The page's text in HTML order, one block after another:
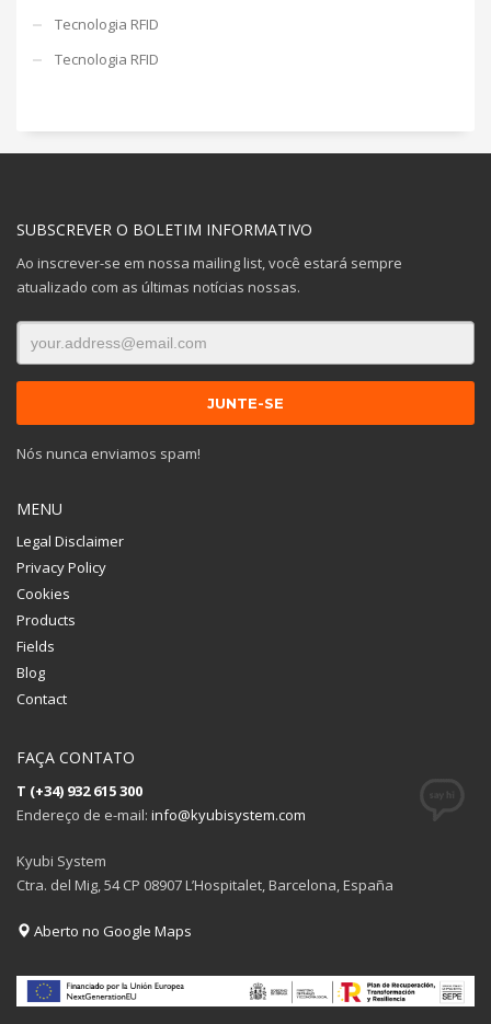
Tecnologia RFID
Tecnologia RFID
SUBSCREVER O BOLETIM INFORMATIVO
Ao inscrever-se em nossa mailing list, você estará sempre
atualizado com as últimas notícias nossas.
Nós nunca enviamos spam!
MENU
Legal Disclaimer
Privacy Policy
Cookies
Products
Fields
Blog
Contact
FAÇA CONTATO
T (+34) 932 615 300
Endereço de e-mail: info@kyubisystem.com
Kyubi System
Ctra. del Mig, 54 CP 08907 L’Hospitalet, Barcelona, España
Aberto no Google Maps